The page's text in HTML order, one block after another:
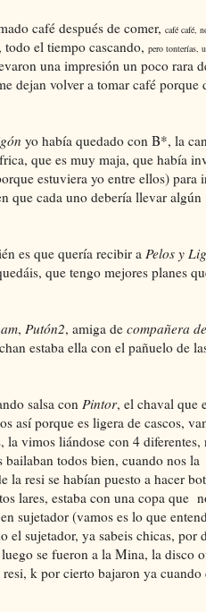
café después de comer, café café,
el tiempo cascando, pero tonterías,
una impresión un poco rara
dejan volver a tomar café porque
yo había quedado con B*, la
que es muy maja, que había
estuviera yo entre ellos) para
que cada uno debería llevar algún
es que quería recibir a Pelos y
que tengo mejores planes
, Putón2, amiga de compañera
estaba ella con el pañuelo de
salsa con Pintor, el chaval que
así porque es ligera de cascos,
vimos liándose con 4 diferentes,
todos bien, cuando nos la
la resi se habían puesto a hacer
lares, estaba con una copa que
sujetador (vamos es lo que
el sujetador, ya sabeis chicas, por
se fueron a la Mina, la disco
k por cierto bajaron ya cuando